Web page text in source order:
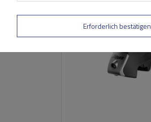
Erforderlich bestätigen